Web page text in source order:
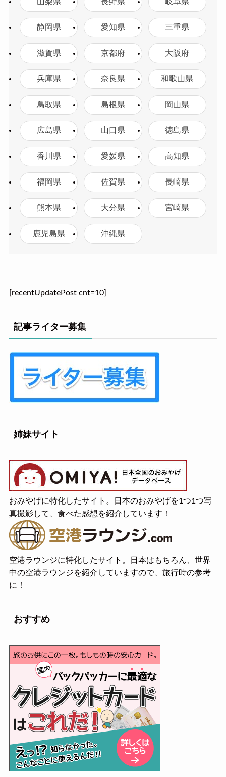
静岡県 愛知県 三重県
滋賀県 京都府 大阪府
兵庫県 奈良県 和歌山県
鳥取県 島根県 岡山県
広島県 山口県 徳島県
香川県 愛媛県 高知県
福岡県 佐賀県 長崎県
熊本県 大分県 宮崎県
鹿児島県 沖縄県
[recentUpdatePost cnt=10]
記事ライター募集
姉妹サイト
おみやげに特化したサイト。日本のおみやげを1つ1つ写
真撮影して、食べた感想を紹介しています！
空港ラウンジに特化したサイト。日本はもちろん、世界
中の空港ラウンジを紹介していますので、旅行時の参考
に！
おすすめ